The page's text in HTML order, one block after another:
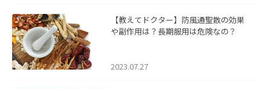
【教えてドクター】防風通聖散の効果
や副作用は？長期服用は危険なの？
2023.07.27